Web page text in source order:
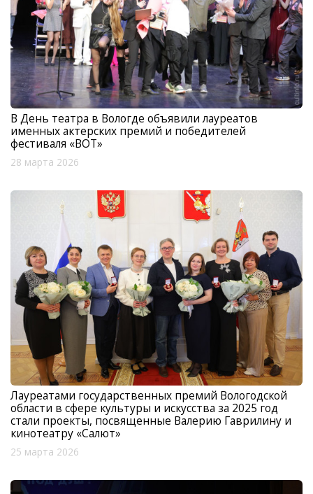
В День театра в Вологде объявили лауреатов
именных актерских премий и победителей
фестиваля «ВОТ»
28 марта 2026
Лауреатами государственных премий Вологодской
области в сфере культуры и искусства за 2025 год
стали проекты, посвященные Валерию Гаврилину и
кинотеатру «Салют»
25 марта 2026